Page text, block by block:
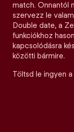
match. Onnantól
szervezz le
Double date, a
funkciókhoz
kapcsolódásra
közötti bármire.
Töltsd le ingyen